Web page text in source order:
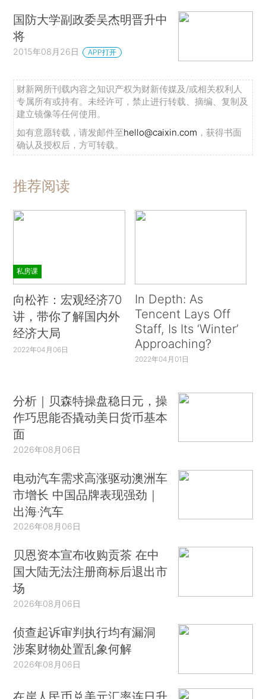
国防大学副政委吴杰明晋升中
将
2015年08月26日 APP打开
财新网所刊载内容之知识产权为财新传媒及/或相关权利人
专属所有或持有。未经许可，禁止进行转载、摘编、复制及
建立镜像等任何使用。
如有意愿转载，请发邮件至hello@caixin.com ，获得书面
确认及授权后，方可转载。
推荐阅读
私房课
向松祚：宏观经济70
讲，带你了解国内外
经济大局
2022年04月06日
In Depth: As
Tencent Lays Off
Staff, Is Its ‘Winter’
Approaching?
2022年04月01日
分析｜贝森特操盘稳日元，操
作巧思能否撬动美日货币基本
面
2026年08月06日
电动汽车需求高涨驱动澳洲车
市增长 中国品牌表现强劲｜
出海·汽车
2026年08月06日
贝恩资本宣布收购贡茶 在中
国大陆无法注册商标后退出市
场
2026年08月06日
侦查起诉审判执行均有漏洞
涉案财物处置乱象何解
2026年08月06日